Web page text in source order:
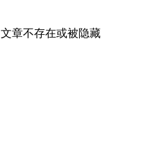
文章不存在或被隐藏